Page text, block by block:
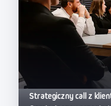
Strategiczny call z